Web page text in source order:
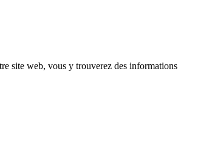
site web, vous y trouverez des informations